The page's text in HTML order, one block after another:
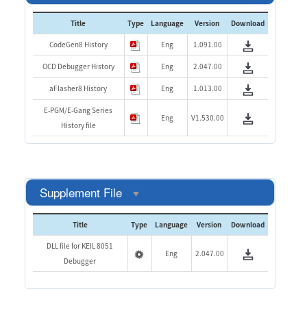
Title Type Language Version Download
CodeGen8 History Eng 1.091.00
OCD Debugger History Eng 2.047.00
aFlasher8 History Eng 1.013.00
E-PGM/E-Gang Series
History file
Eng V1.530.00
Supplement File
Title Type Language Version Download
DLL file for KEIL 8051
Debugger
Eng 2.047.00